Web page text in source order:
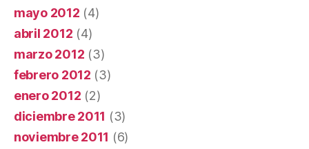
mayo 2012 (4)
abril 2012 (4)
marzo 2012 (3)
febrero 2012 (3)
enero 2012 (2)
diciembre 2011 (3)
noviembre 2011 (6)